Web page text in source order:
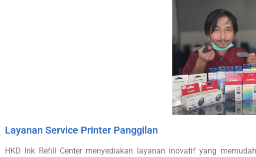
Layanan Service Printer Panggilan
HKD Ink Refill Center menyediakan layanan inovatif yang